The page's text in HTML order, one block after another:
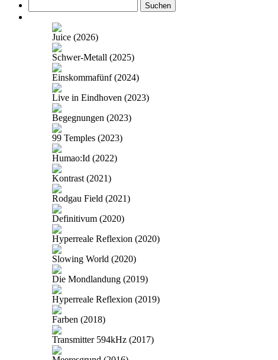
nach:
Juice (2026)
Schwer-Metall (2025)
Einskommafünf (2024)
Live in Eindhoven (2023)
Begegnungen (2023)
99 Temples (2023)
Humao:Id (2022)
Kontrast (2021)
Rodgau Field (2021)
Definitivum (2020)
Hyperreale Reflexion (2020)
Slowing World (2020)
Die Mondlandung (2019)
Hyperreale Reflexion (2019)
Farben (2018)
Transmitter 594kHz (2017)